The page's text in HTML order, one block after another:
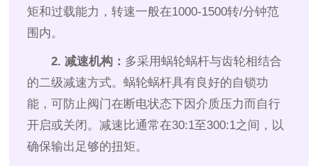
矩和过载能力，转速一般在1000-1500转/分钟范
围内。
2. 减速机构： 多采用蜗轮蜗杆与齿轮相结合
的二级减速方式。蜗轮蜗杆具有良好的自锁功
能，可防止阀门在断电状态下因介质压力而自行
开启或关闭。减速比通常在30:1至300:1之间，以
确保输出足够的扭矩。